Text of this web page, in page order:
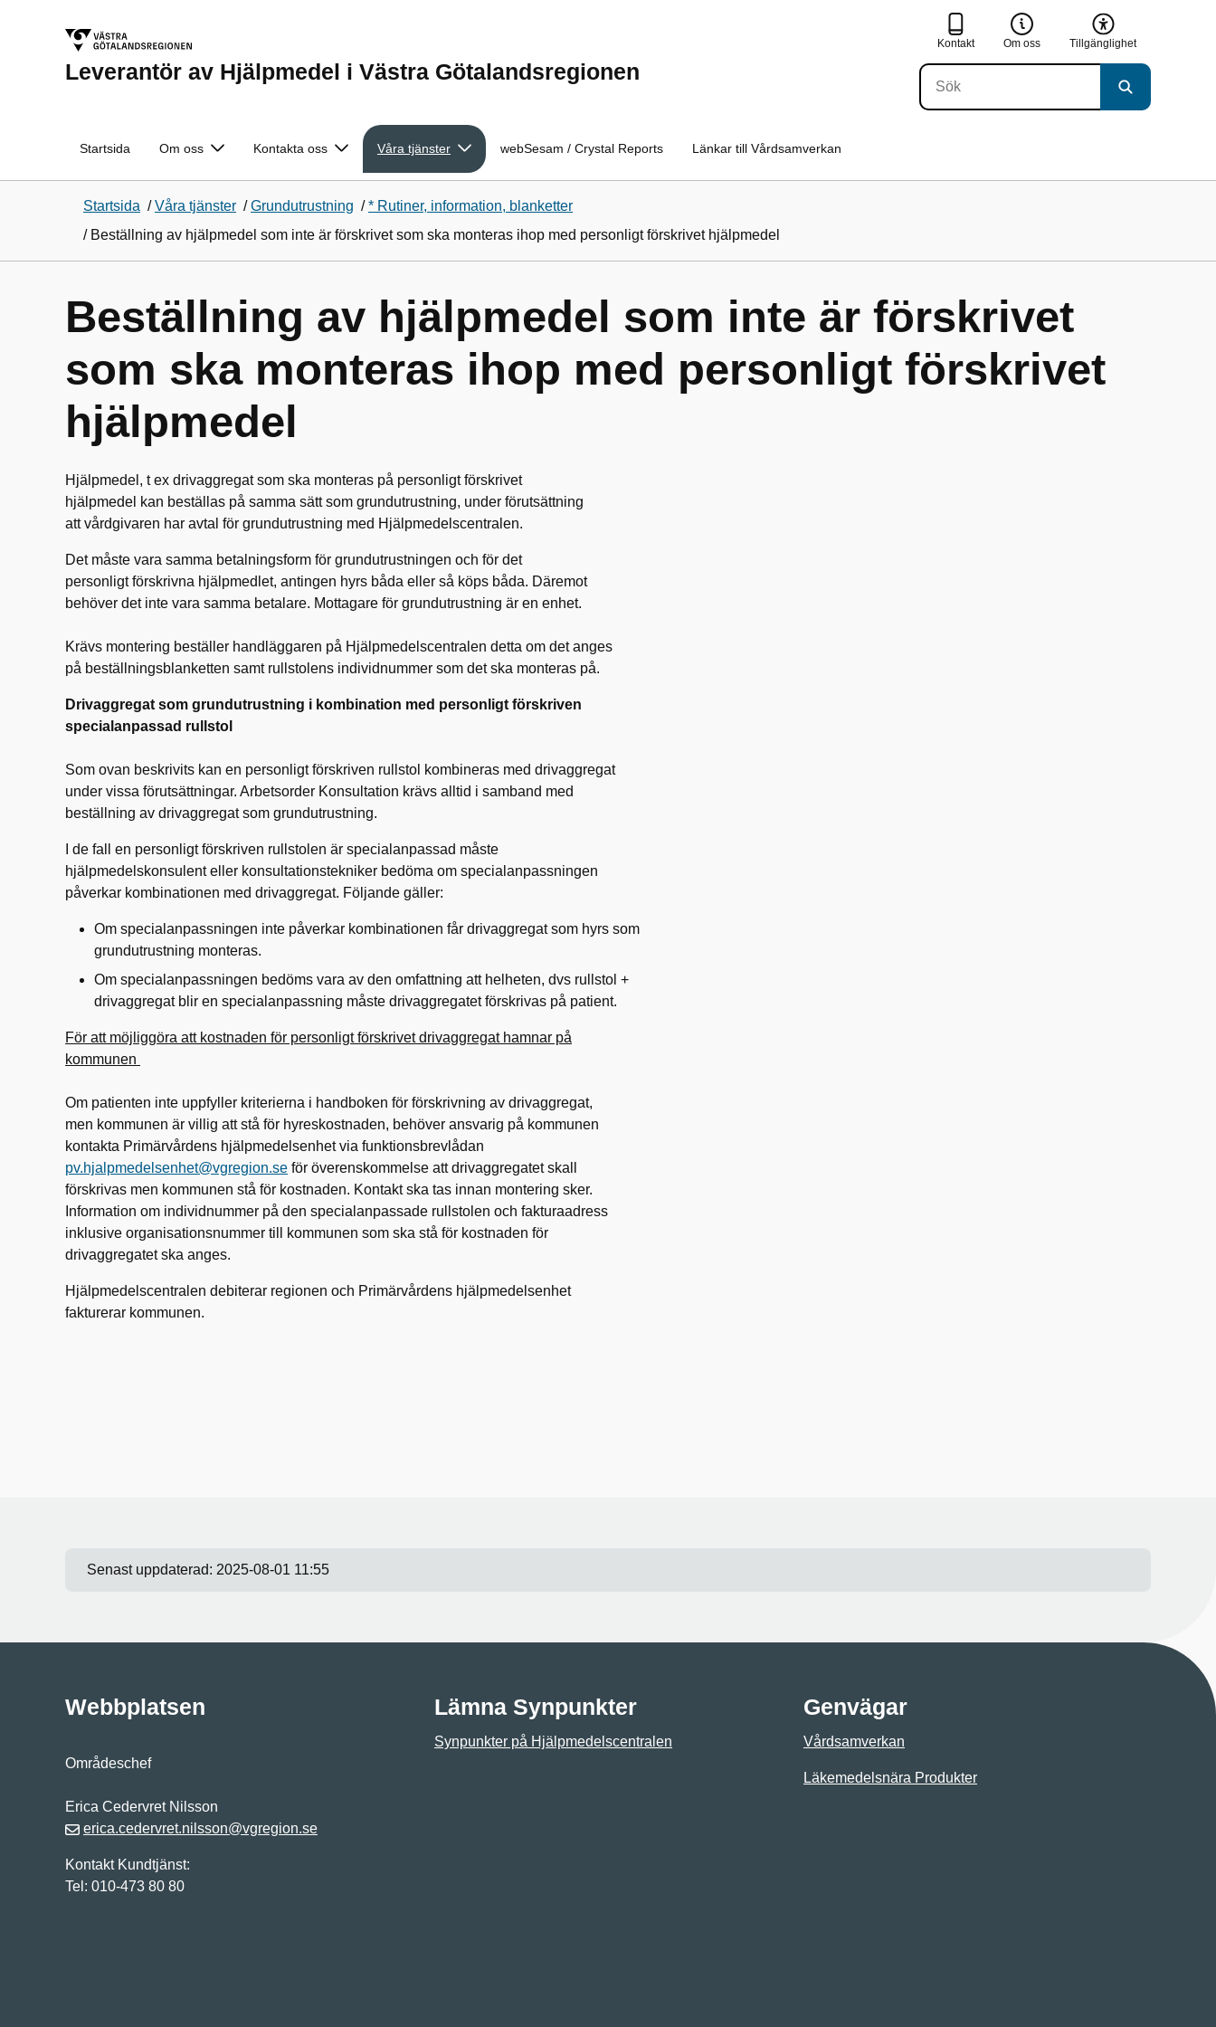
Leverantör av Hjälpmedel i Västra Götalandsregionen
Kontakt Om oss Tillgänglighet
Startsida Om oss Kontakta oss Våra tjänster webSesam / Crystal Reports Länkar till Vårdsamverkan
Startsida /Våra tjänster /Grundutrustning /* Rutiner, information, blanketter
/ Beställning av hjälpmedel som inte är förskrivet som ska monteras ihop med personligt förskrivet hjälpmedel
Beställning av hjälpmedel som inte är förskrivet
som ska monteras ihop med personligt förskrivet
hjälpmedel
Hjälpmedel, t ex drivaggregat som ska monteras på personligt förskrivet
hjälpmedel kan beställas på samma sätt som grundutrustning, under förutsättning
att vårdgivaren har avtal för grundutrustning med Hjälpmedelscentralen.
Det måste vara samma betalningsform för grundutrustningen och för det
personligt förskrivna hjälpmedlet, antingen hyrs båda eller så köps båda. Däremot
behöver det inte vara samma betalare. Mottagare för grundutrustning är en enhet.
Krävs montering beställer handläggaren på Hjälpmedelscentralen detta om det anges
på beställningsblanketten samt rullstolens individnummer som det ska monteras på.
Drivaggregat som grundutrustning i kombination med personligt förskriven
specialanpassad rullstol
Som ovan beskrivits kan en personligt förskriven rullstol kombineras med drivaggregat
under vissa förutsättningar. Arbetsorder Konsultation krävs alltid i samband med
beställning av drivaggregat som grundutrustning.
I de fall en personligt förskriven rullstolen är specialanpassad måste
hjälpmedelskonsulent eller konsultationstekniker bedöma om specialanpassningen
påverkar kombinationen med drivaggregat. Följande gäller:
Om specialanpassningen inte påverkar kombinationen får drivaggregat som hyrs som
grundutrustning monteras.
Om specialanpassningen bedöms vara av den omfattning att helheten, dvs rullstol +
drivaggregat blir en specialanpassning måste drivaggregatet förskrivas på patient.
För att möjliggöra att kostnaden för personligt förskrivet drivaggregat hamnar på
kommunen
Om patienten inte uppfyller kriterierna i handboken för förskrivning av drivaggregat,
men kommunen är villig att stå för hyreskostnaden, behöver ansvarig på kommunen
kontakta Primärvårdens hjälpmedelsenhet via funktionsbrevlådan
pv.hjalpmedelsenhet@vgregion.se för överenskommelse att drivaggregatet skall
förskrivas men kommunen stå för kostnaden. Kontakt ska tas innan montering sker.
Information om individnummer på den specialanpassade rullstolen och fakturaadress
inklusive organisationsnummer till kommunen som ska stå för kostnaden för
drivaggregatet ska anges.
Hjälpmedelscentralen debiterar regionen och Primärvårdens hjälpmedelsenhet
fakturerar kommunen.
Senast uppdaterad: 2025-08-01 11:55
Webbplatsen
Områdeschef
Erica Cedervret Nilsson
erica.cedervret.nilsson@vgregion.se
Kontakt Kundtjänst:
Tel: 010-473 80 80
Lämna Synpunkter
Synpunkter på Hjälpmedelscentralen
Genvägar
Vårdsamverkan
Läkemedelsnära Produkter